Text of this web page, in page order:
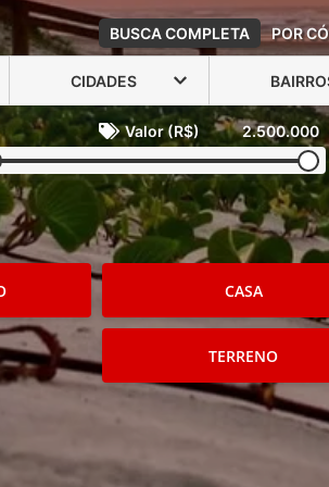
BUSCA COMPLETA POR
CIDADES
Valor (R$) 2.500.000
CASA
TERRENO